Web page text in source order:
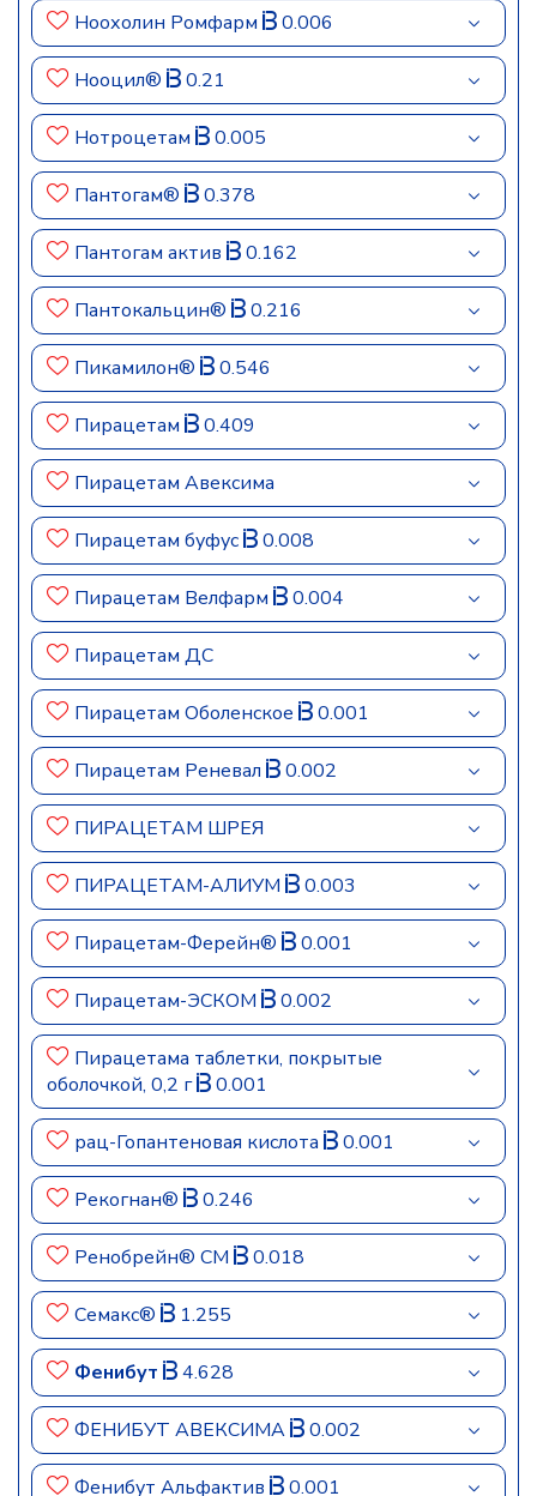
Ноохолин Ромфарм 0.006
Нооцил® 0.21
Нотроцетам 0.005
Пантогам® 0.378
Пантогам актив 0.162
Пантокальцин® 0.216
Пикамилон® 0.546
Пирацетам 0.409
Пирацетам Авексима
Пирацетам буфус 0.008
Пирацетам Велфарм 0.004
Пирацетам ДС
Пирацетам Оболенское 0.001
Пирацетам Реневал 0.002
ПИРАЦЕТАМ ШРЕЯ
ПИРАЦЕТАМ-АЛИУМ 0.003
Пирацетам-Ферейн® 0.001
Пирацетам-ЭСКОМ 0.002
Пирацетама таблетки, покрытые
оболочкой, 0,2 г
0.001
рац-Гопантеновая кислота 0.001
Рекогнан® 0.246
Ренобрейн® СМ 0.018
Семакс® 1.255
Фенибут 4.628
ФЕНИБУТ АВЕКСИМА 0.002
Фенибут Альфактив 0.001